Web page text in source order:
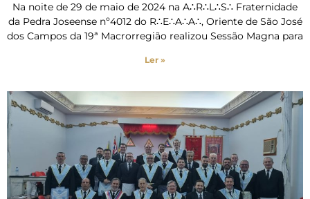
Na noite de 29 de maio de 2024 na A∴R∴L∴S∴ Fraternidade
da Pedra Joseense nº4012 do R∴E∴A∴A∴, Oriente de São José
dos Campos da 19ª Macrorregião realizou Sessão Magna para
Ler »